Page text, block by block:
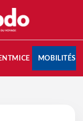
MICE MOBILITÉS